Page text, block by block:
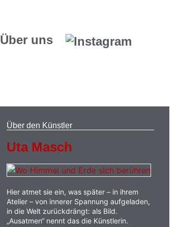
Über uns
Über den Künstler
Uta Masch
Hier atmet sie ein, was später – in ihrem
Atelier – von innerer Spannung aufgeladen,
in die Welt zurückdrängt: als Bild.
„Ausatmen“ nennt das die Künstlerin.